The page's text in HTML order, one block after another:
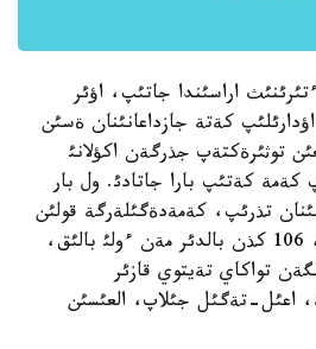
اراسئندا جاتئپ، اؤئر
كةتة جازداعانئنان ةسئن
توثئرةكتةپ جذرگةن اكؤلانئ
كةمة كةتئپ بارا جاتادئ. ول بار
تذرئپ، كةمةدةگئلةرگة قولئن
بذلعاي بةرةدئ. ءسويتئپ، 106 كذن بالدئر مةن ءولئ بالئق،
تواكاي تةيتوي قازئر
اعئل-تةگئل جئلاپ، العئسئن